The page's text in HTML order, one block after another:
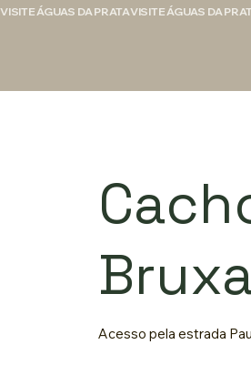
VISITE ÁGUAS DA PRATA
Acesso pela estrada